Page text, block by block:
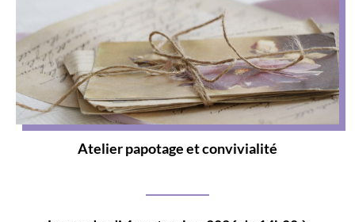
Atelier papotage et convivialité